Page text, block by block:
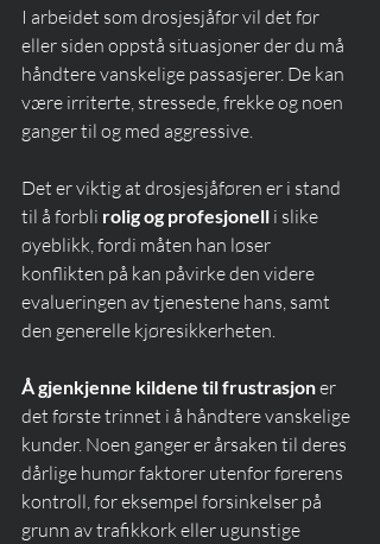
I arbeidet som drosjesjåfør vil det før
eller siden oppstå situasjoner der du må
håndtere vanskelige passasjerer. De kan
være irriterte, stressede, frekke og noen
ganger til og med aggressive.
Det er viktig at drosjesjåføren er i stand
til å forbli rolig og profesjonell i slike
øyeblikk, fordi måten han løser
konflikten på kan påvirke den videre
evalueringen av tjenestene hans, samt
den generelle kjøresikkerheten.
Å gjenkjenne kildene til frustrasjon er
det første trinnet i å håndtere vanskelige
kunder. Noen ganger er årsaken til deres
dårlige humør faktorer utenfor førerens
kontroll, for eksempel forsinkelser på
grunn av trafikkork eller ugunstige